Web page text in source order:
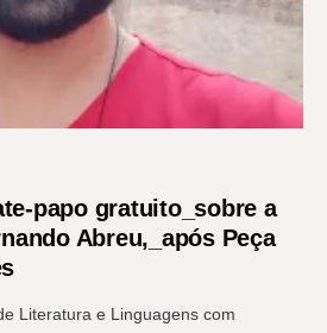
papo gratuito_sobre a
Abreu,_após Peça
Literatura e Linguagens com